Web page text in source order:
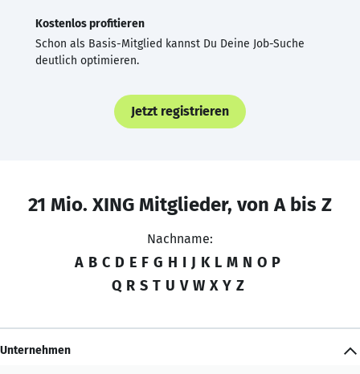
Kostenlos profitieren
Schon als Basis-Mitglied kannst Du Deine Job-Suche
deutlich optimieren.
Jetzt registrieren
21 Mio. XING Mitglieder, von A bis Z
Nachname:
A B C D E F G H I J K L M N O P
Q R S T U V W X Y Z
Unternehmen